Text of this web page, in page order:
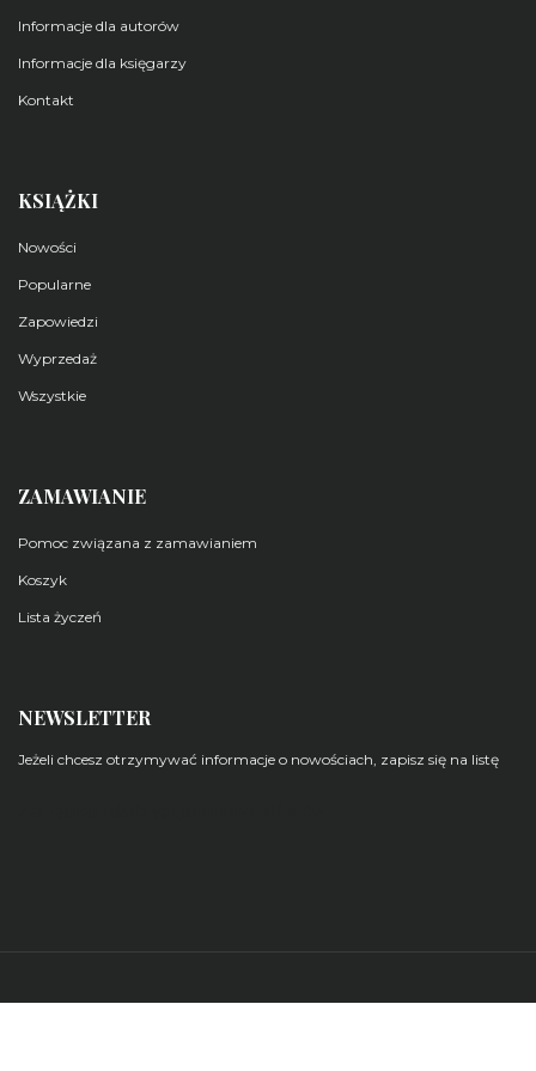
Informacje dla autorów
Informacje dla księgarzy
Kontakt
KSIĄŻKI
Nowości
Popularne
Zapowiedzi
Wyprzedaż
Wszystkie
ZAMAWIANIE
Pomoc związana z zamawianiem
Koszyk
Lista życzeń
NEWSLETTER
Jeżeli chcesz otrzymywać informacje o nowościach, zapisz się na listę